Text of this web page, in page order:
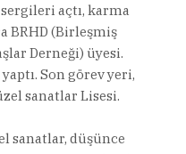
açtı, karma
BRHD (Birleşmiş
Derneği) üyesi.
Son görev yeri,
sanatlar Lisesi.
sanatlar, düşünce